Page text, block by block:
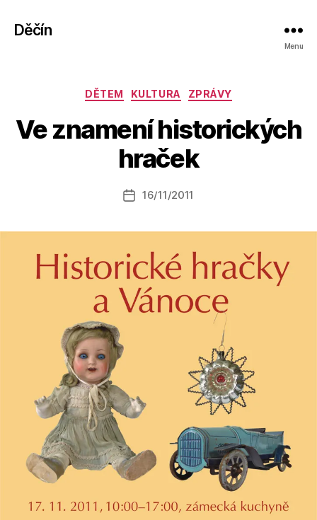
Děčín
Menu
Rubriky
DĚTEM KULTURA ZPRÁVY
Ve znamení historických
hraček
Autor
příspěvku
u
t
o
a
Datum
16/11/2011